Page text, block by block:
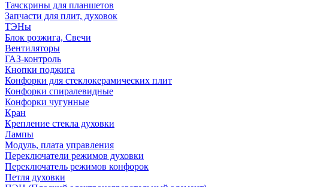
Тачскрины для планшетов
Запчасти для плит, духовок
ТЭНы
Блок розжига, Свечи
Вентиляторы
ГАЗ-контроль
Кнопки поджига
Конфорки для стеклокерамических плит
Конфорки спиралевидные
Конфорки чугунные
Кран
Крепление стекла духовки
Лампы
Модуль, плата управления
Переключатели режимов духовки
Переключатель режимов конфорок
Петля духовки